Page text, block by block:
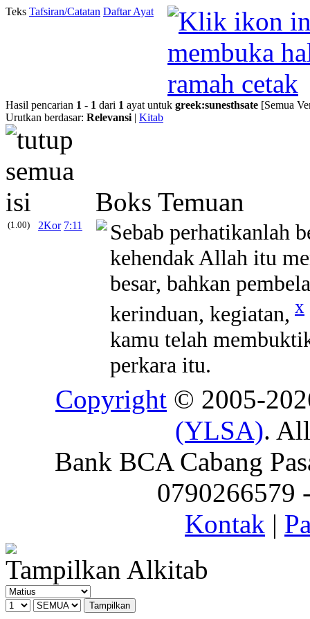
Teks Tafsiran/Catatan Daftar Ayat
Hasil pencarian 1 - 1 dari 1 ayat untuk greek:sunesthsate [Semua
Urutkan berdasar: Relevansi | Kitab
Boks Temuan
(1.00) 2Kor 7:11
Sebab perhatikanlah
kehendak Allah itu
besar, bahkan
kerinduan, kegiatan, x
kamu telah
perkara itu.
Copyright © 2005-
(YLSA).
Bank BCA Cabang
0790266579
Kontak |
Tampilkan Alkitab